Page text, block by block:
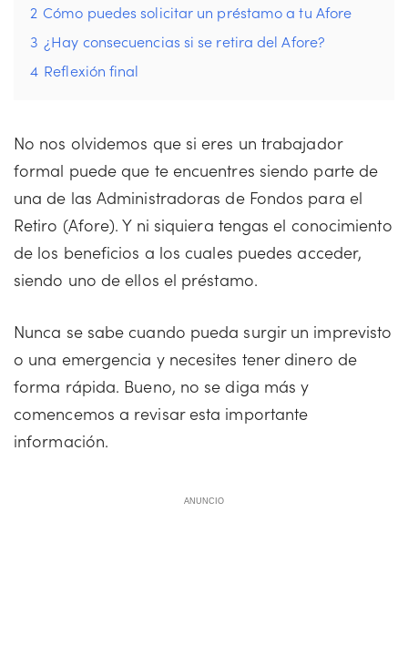
2 Cómo puedes solicitar un préstamo a tu Afore
3 ¿Hay consecuencias si se retira del Afore?
4 Reflexión final
No nos olvidemos que si eres un trabajador
formal puede que te encuentres siendo parte de
una de las Administradoras de Fondos para el
Retiro (Afore). Y ni siquiera tengas el conocimiento
de los beneficios a los cuales puedes acceder,
siendo uno de ellos el préstamo.
Nunca se sabe cuando pueda surgir un imprevisto
o una emergencia y necesites tener dinero de
forma rápida. Bueno, no se diga más y
comencemos a revisar esta importante
información.
ANUNCIO